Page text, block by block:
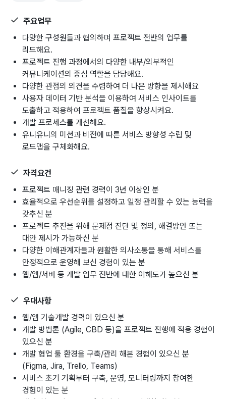
주요업무
다양한 구성원들과 협의하며 프로젝트 전반의 업무를
리드해요.
프로젝트 진행 과정에서의 다양한 내부/외부적인
커뮤니케이션의 중심 역할을 담당해요.
다양한 관점의 의견을 수렴하여 더 나은 방향을 제시해요
사용자 데이터 기반 분석을 이용하여 서비스 인사이트를
도출하고 적용하여 프로젝트 품질을 향상시켜요.
개발 프로세스를 개선해요.
유니유니의 미션과 비전에 따른 서비스 방향성 수립 및
로드맵을 구체화해요.
자격요건
프로젝트 매니징 관련 경력이 3년 이상인 분
효율적으로 우선순위를 설정하고 일정 관리할 수 있는 능력을
갖추신 분
프로젝트 추진을 위해 문제점 진단 및 정의, 해결방안 또는
대안 제시가 가능하신 분
다양한 이해관계자들과 원활한 의사소통을 통해 서비스를
안정적으로 운영해 보신 경험이 있는 분
웹/앱/서버 등 개발 업무 전반에 대한 이해도가 높으신 분
우대사항
웹/앱 기술개발 경력이 있으신 분
개발 방법론 (Agile, CBD 등)을 프로젝트 진행에 적용 경험이
있으신 분
개발 협업 툴 환경을 구축/관리 해본 경험이 있으신 분
(Figma, Jira, Trello, Teams)
서비스 초기 기획부터 구축, 운영, 모니터링까지 참여한
경험이 있는 분